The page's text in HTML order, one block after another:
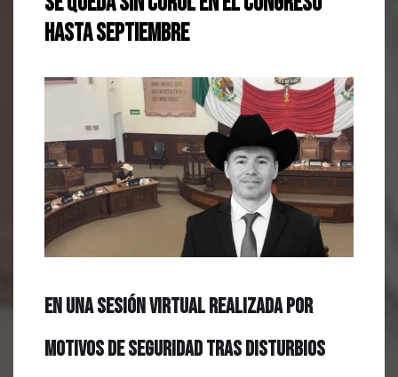
hasta septiembre
En una sesión virtual realizada por
motivos de seguridad tras disturbios